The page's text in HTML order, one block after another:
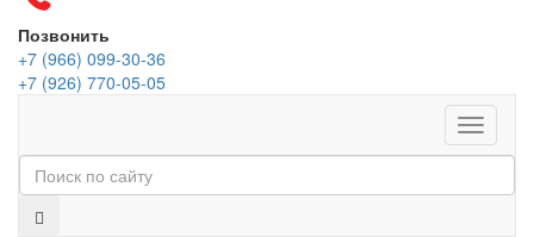
Позвонить
+7 (966) 099-30-36
+7 (926) 770-05-05
Меню